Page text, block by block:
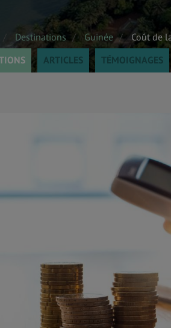
Destinations Guinée
Coût de
ARTICLES TÉMOIGNAGES